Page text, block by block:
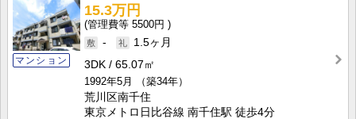
マンション
15.3万円
5500円
-
1.5ヶ月
3DK
65.07㎡
1992年5月
（築34年）
荒川区南千住
東京メトロ日比谷線 南千住駅 徒歩4分